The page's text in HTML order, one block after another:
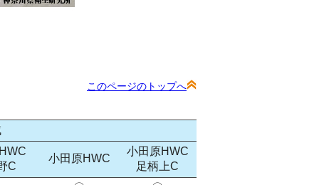
このページのトップへ
C
小田原HWC
小田原HWC
足柄上C